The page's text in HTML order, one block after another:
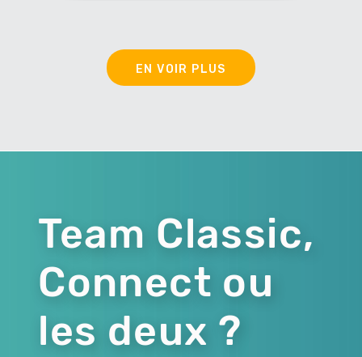
EN VOIR PLUS
Team Classic,
Connect ou
les deux ?